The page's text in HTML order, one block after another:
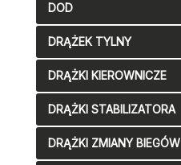
DOD
DRĄŻEK TYLNY
DRĄŻKI KIEROWNICZE
DRĄŻKI STABILIZATORA
DRĄŻKI ZMIANY BIEGÓW